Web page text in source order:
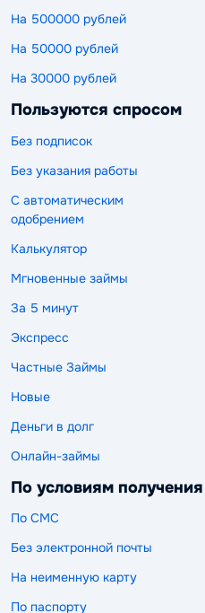
На 500000 рублей
На 50000 рублей
На 30000 рублей
Пользуются спросом
Без подписок
Без указания работы
С автоматическим
одобрением
Калькулятор
Мгновенные займы
За 5 минут
Экспресс
Частные Займы
Новые
Деньги в долг
Онлайн-займы
По условиям получения
По СМС
Без электронной почты
На неименную карту
По паспорту